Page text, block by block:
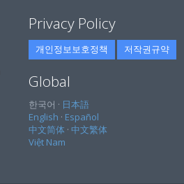
Privacy Policy
개인정보보호정책 저작권규약
Global
한국어 · 日本語
English · Español
中文简体 · 中文繁体
Việt Nam